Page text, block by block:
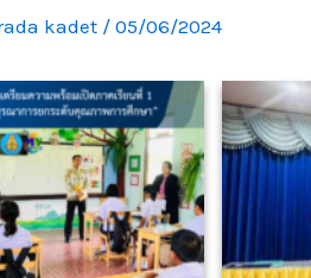
kadet / 05/06/2024